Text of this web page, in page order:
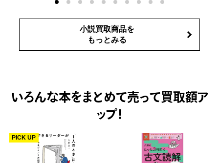
小説買取商品を
もっとみる
いろんな本をまとめて売って買取額ア
ップ！
PICK UP